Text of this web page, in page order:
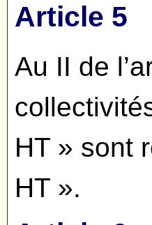
Article 5
Au II de
HT » sont
HT ».